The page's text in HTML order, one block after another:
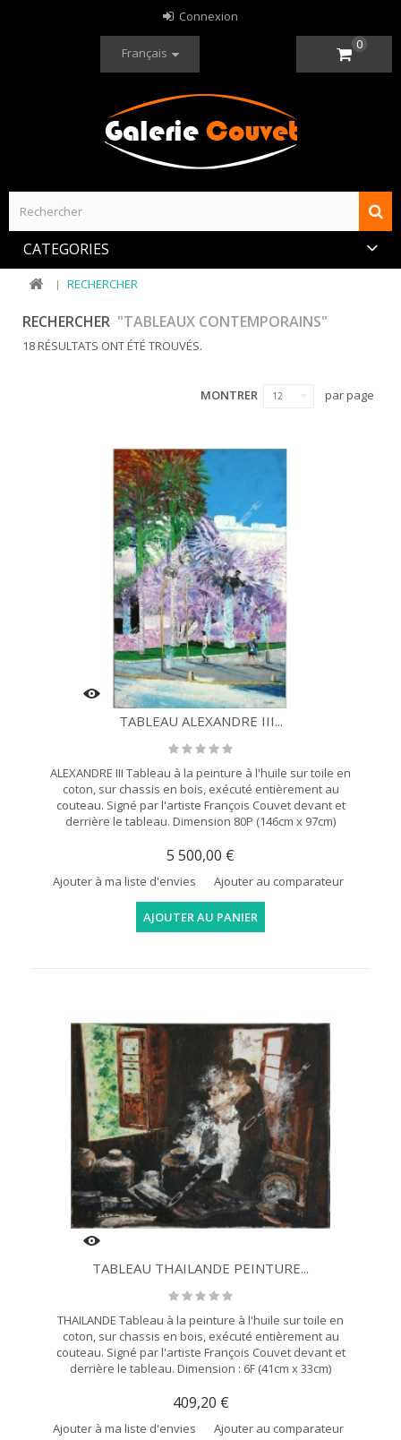
Connexion
Français
0
CATEGORIES
RECHERCHER
RECHERCHER "TABLEAUX CONTEMPORAINS"
18 RÉSULTATS ONT ÉTÉ TROUVÉS.
MONTRER 12 par page
TABLEAU ALEXANDRE III...
ALEXANDRE III Tableau à la peinture à l'huile sur toile en
coton, sur chassis en bois, exécuté entièrement au
couteau. Signé par l'artiste François Couvet devant et
derrière le tableau. Dimension 80P (146cm x 97cm)
5 500,00 €
Ajouter à ma liste d'envies Ajouter au comparateur
AJOUTER AU PANIER
TABLEAU THAILANDE PEINTURE...
THAILANDE Tableau à la peinture à l'huile sur toile en
coton, sur chassis en bois, exécuté entièrement au
couteau. Signé par l'artiste François Couvet devant et
derrière le tableau. Dimension : 6F (41cm x 33cm)
409,20 €
Ajouter à ma liste d'envies Ajouter au comparateur